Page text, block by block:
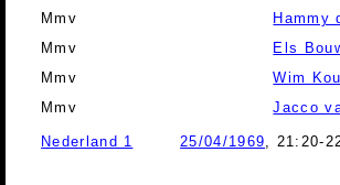
Mmv
Hammy
Mmv
Els
Mmv
Wim
Mmv
Jacco
Nederland 1 25/04/1969, 21:20-